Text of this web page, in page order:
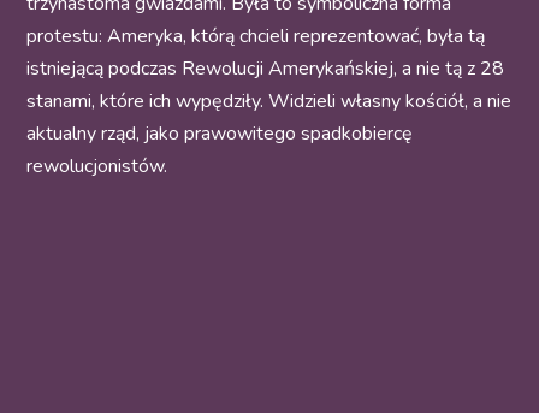
protestu: Ameryka, którą chcieli reprezentować, była tą
istniejącą podczas Rewolucji Amerykańskiej, a nie tą z 28
stanami, które ich wypędziły. Widzieli własny kościół, a nie
aktualny rząd, jako prawowitego spadkobiercę
rewolucjonistów.